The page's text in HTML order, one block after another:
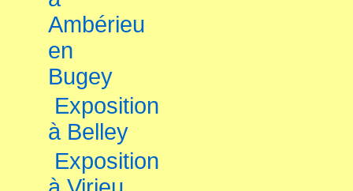
Ambérieu
en
Bugey
Exposition
à Belley
Exposition